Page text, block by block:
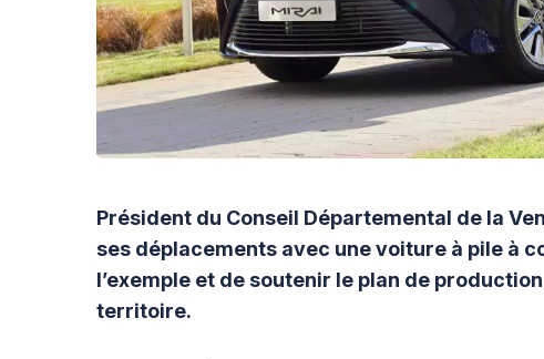
Président du Conseil Départemental de la
ses déplacements avec une voiture à pile à
l’exemple et de soutenir le plan de
territoire.